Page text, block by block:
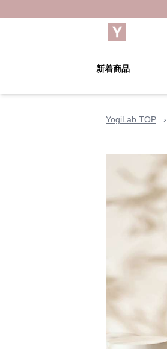
新着商品
YogiLab TOP ›